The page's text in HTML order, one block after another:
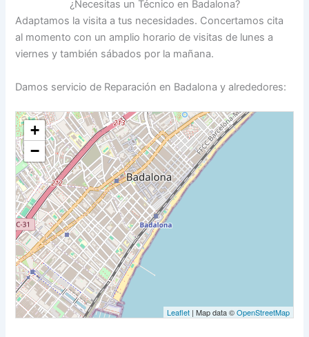
¿Necesitas un Técnico en Badalona?
Adaptamos la visita a tus necesidades. Concertamos cita
al momento con un amplio horario de visitas de lunes a
viernes y también sábados por la mañana.
Damos servicio de Reparación en Badalona y alrededores:
+
−
Leaflet| Map data ©OpenStreetMap